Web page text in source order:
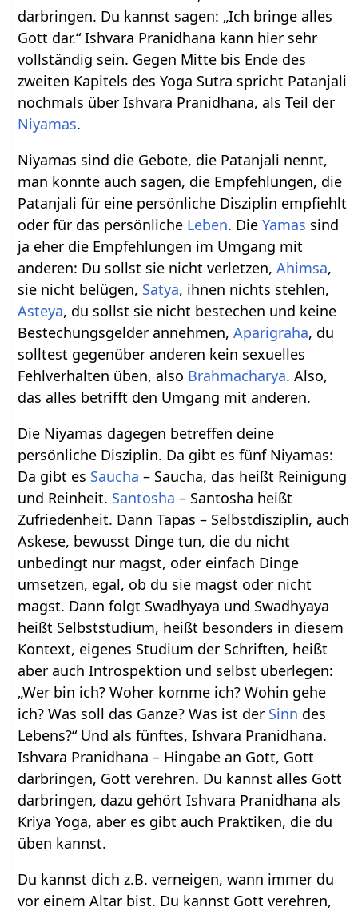
darbringen. Du kannst sagen: „Ich bringe alles
Gott dar.“ Ishvara Pranidhana kann hier sehr
vollständig sein. Gegen Mitte bis Ende des
zweiten Kapitels des Yoga Sutra spricht Patanjali
nochmals über Ishvara Pranidhana, als Teil der
Niyamas.
Niyamas sind die Gebote, die Patanjali nennt,
man könnte auch sagen, die Empfehlungen, die
Patanjali für eine persönliche Disziplin empfiehlt
oder für das persönliche Leben. DieYamas sind
ja eher die Empfehlungen im Umgang mit
anderen: Du sollst sie nicht verletzen,Ahimsa,
sie nicht belügen, Satya, ihnen nichts stehlen,
Asteya, du sollst sie nicht bestechen und keine
Bestechungsgelder annehmen,Aparigraha, du
solltest gegenüber anderen kein sexuelles
Fehlverhalten üben, also Brahmacharya. Also,
das alles betrifft den Umgang mit anderen.
Die Niyamas dagegen betreffen deine
persönliche Disziplin. Da gibt es fünf Niyamas:
Da gibt es Saucha – Saucha, das heißt Reinigung
und Reinheit. Santosha – Santosha heißt
Zufriedenheit. Dann Tapas – Selbstdisziplin, auch
Askese, bewusst Dinge tun, die du nicht
unbedingt nur magst, oder einfach Dinge
umsetzen, egal, ob du sie magst oder nicht
magst. Dann folgt Swadhyaya und Swadhyaya
heißt Selbststudium, heißt besonders in diesem
Kontext, eigenes Studium der Schriften, heißt
aber auch Introspektion und selbst überlegen:
„Wer bin ich? Woher komme ich? Wohin gehe
ich? Was soll das Ganze? Was ist der Sinn des
Lebens?“ Und als fünftes, Ishvara Pranidhana.
Ishvara Pranidhana – Hingabe an Gott, Gott
darbringen, Gott verehren. Du kannst alles Gott
darbringen, dazu gehört Ishvara Pranidhana als
Kriya Yoga, aber es gibt auch Praktiken, die du
üben kannst.
Du kannst dich z.B. verneigen, wann immer du
vor einem Altar bist. Du kannst Gott verehren,